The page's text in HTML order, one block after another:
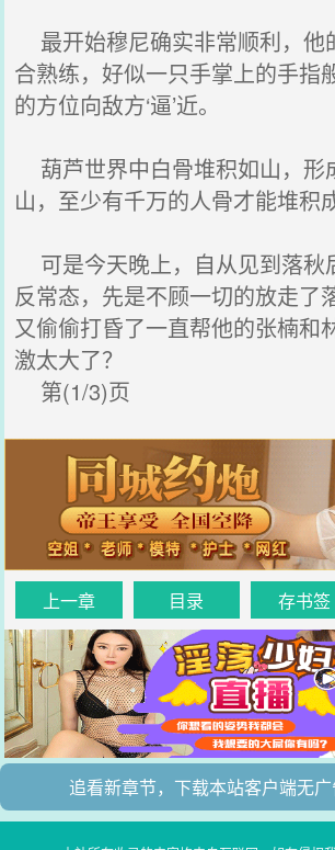
最开始穆尼确实非常顺利，他
合熟练，好似一只手掌上的手指
的方位向敌方‘逼’近。
葫芦世界中白骨堆积如山，形
山，至少有千万的人骨才能堆积
可是今天晚上，自从见到落秋
反常态，先是不顾一切的放走了
又偷偷打昏了一直帮他的张楠和
激太大了？
第(1/3)页
上一章 目录 存书签
追看新章节，下载本站客户端无